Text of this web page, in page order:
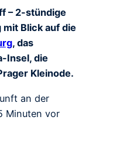
– 2-stündige
Blick auf die
, das
Insel, die
Kleinode.
an der
Minuten vor